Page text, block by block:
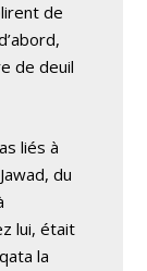
de
de deuil
liés à
du
lui, était
la